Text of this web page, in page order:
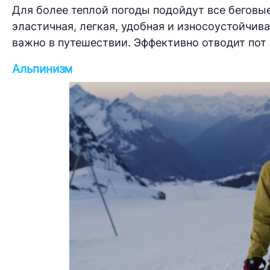
Для более теплой погоды подойдут все
эластичная, легкая, удобная и
важно в путешествии. Эффективно отводит пот
Альпинизм